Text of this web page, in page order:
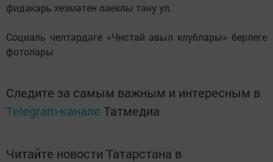
фидакарь хезмәтен лаеклы тану ул.
Социаль челтәрдәге «Чистай авыл клублары» берлеге
фотолары
Следите за самым важным и интересным в
Telegram-канале Татмедиа
Читайте новости Татарстана в